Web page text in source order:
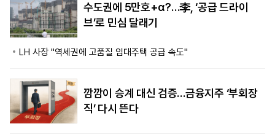
수도권에 5만호+α?…李, ‘공급 드라이
브’로 민심 달래기
LH 사장 "역세권에 고품질 임대주택 공급 속도"
깜깜이 승계 대신 검증…금융지주 ‘부회장
직’ 다시 뜬다